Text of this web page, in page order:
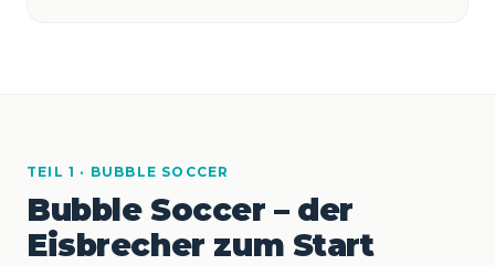
TEIL 1 · BUBBLE SOCCER
Bubble Soccer – der
Eisbrecher zum Start